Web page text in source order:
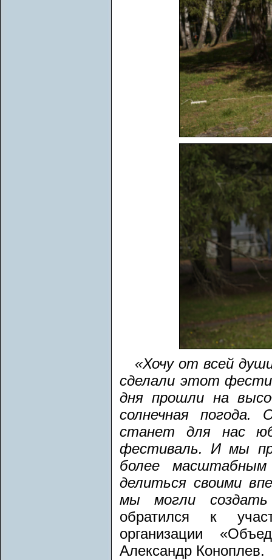
«Хочу от всей
сделали этот
дня прошли на
солнечная
станет для нас
фестиваль. И мы
более
делиться своими
мы могли создать
обратился к
организации
Александр Коноплев.